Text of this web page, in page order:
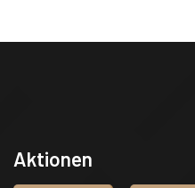
Aktionen